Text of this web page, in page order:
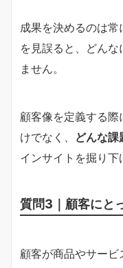
成果を決めるのは
を見誤ると、どん
ません。
顧客像を定義する
けでなく、 どんな
インサイトを掘り下
質問3｜顧客にと
顧客が商品やサー